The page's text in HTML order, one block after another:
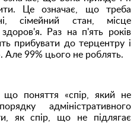
Це означає, що треба
сімейний стан, місце
Раз на п'ять років
прибувати до терцентру і
Але 99% цього не роблять.
поняття «спір, який не
адміністративного
як спір, що не підлягає